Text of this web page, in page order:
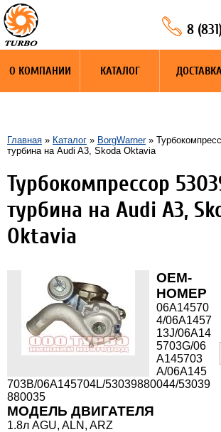
О КОМПАНИИ КАТАЛОГ
8
Главная » Каталог » BorgWarner»
турбина на Audi A3, Skoda Oktavia
Турбокомпрессор
турбина на Audi A3,
Oktavia
OEM-
НОМЕР
06A14570
4/06A1457
13J/06A14
5703G/06
A145703
A/06A145
703B/06A145704L/53039880044/53039
880035
МОДЕЛЬ ДВИГАТЕЛЯ
1.8л AGU, ALN, ARZ